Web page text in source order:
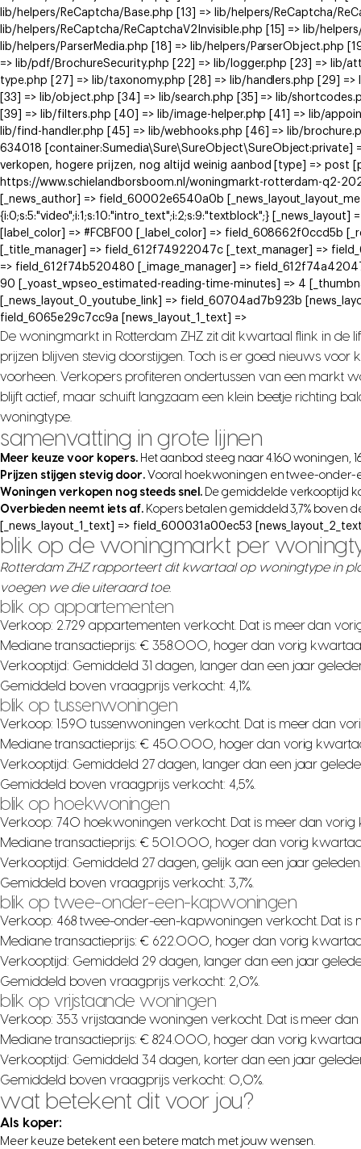
lib/helpers/ReCaptcha/Base.php [13] => lib/helpers/ReCaptcha/
lib/helpers/ReCaptcha/ReCaptchaV2Invisible.php [15] => lib/
lib/helpers/ParserMedia.php [18] => lib/helpers/ParserObject.php
=> lib/pdf/BrochureSecurity.php [22] => lib/logger.php [23] => lib/
type.php [27] => lib/taxonomy.php [28] => lib/handlers.php [29]
[33] => lib/object.php [34] => lib/search.php [35] => lib/
[39] => lib/filters.php [40] => lib/image-helper.php [41] => lib/
lib/find-handler.php [45] => lib/webhooks.php [46] => lib/
634018
verkopen, hogere prijzen, nog altijd weinig aanbod [type] => post
https://www.schielandborsboom.nl/woningmarkt-rotterdam-q2-
[_news_author] => field_60002e6540a0b
{i:0;s:5:"video";i:1;s:10:"intro_text";i:2;s:9:"textblock";}
[label_color] => #FCBF00 [_label_color] => field_608662f0ccd5b
[_title_manager] => field_612f74922047c [_text_manager] =>
=> field_612f74b520480 [_image_manager] =>
90 [_yoast_wpseo_estimated-reading-time-minutes] => 4
[_news_layout_0_youtube_link] => field_60704ad7b923b
field_6065e29c7cc9a [news_layout_1_text] =>
De woningmarkt in Rotterdam ZHZ zit dit kwartaal flink in de
prijzen blijven stevig doorstijgen. Toch is er goed nieuws
voorheen. Verkopers profiteren ondertussen van een markt
blijft actief, maar schuift langzaam een klein beetje richting
woningtype.
samenvatting in grote lijnen
Meer keuze voor kopers.Het aanbod steeg naar 4.160 woningen,
Prijzen stijgen stevig door.Vooral hoekwoningen en twee-onder-
Woningen verkopen nog steeds snel.De gemiddelde verkooptijd
Overbieden neemt iets af.Kopers betalen gemiddeld 3,7% boven
[_news_layout_1_text] => field_600031a00ec53
blik op de woningmarkt per
Rotterdam ZHZ rapporteert dit kwartaal op woningtype in
voegen we die uiteraard toe.
blik op appartementen
Verkoop: 2.729 appartementen verkocht. Dat is meer dan
Mediane transactieprijs: € 358.000, hoger dan vorig
Verkooptijd: Gemiddeld 31 dagen, langer dan een jaar
Gemiddeld boven vraagprijs verkocht: 4,1%.
blik op tussenwoningen
Verkoop: 1.590 tussenwoningen verkocht. Dat is meer dan
Mediane transactieprijs: € 450.000, hoger dan vorig
Verkooptijd: Gemiddeld 27 dagen, langer dan een jaar
Gemiddeld boven vraagprijs verkocht: 4,5%.
blik op hoekwoningen
Verkoop: 740 hoekwoningen verkocht. Dat is meer dan
Mediane transactieprijs: € 501.000, hoger dan vorig
Verkooptijd: Gemiddeld 27 dagen, gelijk aan een jaar
Gemiddeld boven vraagprijs verkocht: 3,7%.
blik op twee-onder-een-kapwoningen
Verkoop: 468 twee-onder-een-kapwoningen verkocht. Dat
Mediane transactieprijs: € 622.000, hoger dan vorig
Verkooptijd: Gemiddeld 29 dagen, langer dan een jaar
Gemiddeld boven vraagprijs verkocht: 2,0%.
blik op vrijstaande woningen
Verkoop: 353 vrijstaande woningen verkocht. Dat is meer
Mediane transactieprijs: € 824.000, hoger dan vorig
Verkooptijd: Gemiddeld 34 dagen, korter dan een jaar
Gemiddeld boven vraagprijs verkocht: 0,0%.
wat betekent dit voor jou?
Als koper:
Meer keuze betekent een betere match met jouw wensen.